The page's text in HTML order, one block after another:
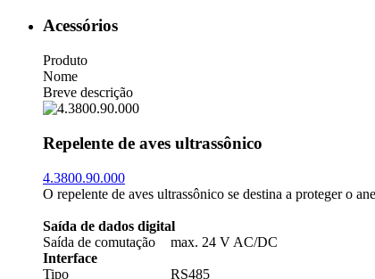
Acessórios
Produto
Nome
Breve descrição
Repelente de aves ultrassônico
4.3800.90.000
O repelente de aves ultrassônico se destina a proteger o
Saída de dados digital
Saída de comutação
max. 24 V AC/­DC
Interface
Tipo
RS485